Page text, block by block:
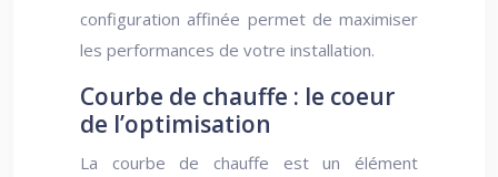
configuration affinée permet de maximiser
les performances de votre installation.
Courbe de chauffe : le coeur
de l’optimisation
La courbe de chauffe est un élément